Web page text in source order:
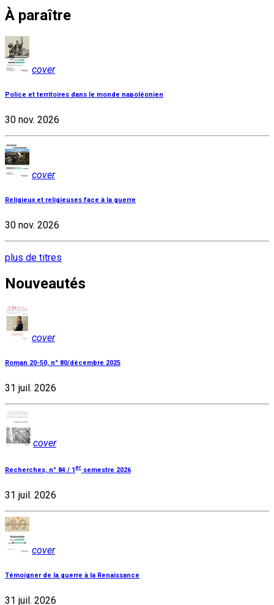
À paraître
cover
Police et territoires dans le monde napoléonien
30 nov. 2026
cover
Religieux et religieuses face à la guerre
30 nov. 2026
plus de titres
Nouveautés
cover
Roman 20-50, n° 80/décembre 2025
31 juil. 2026
cover
Recherches, n° 84 / 1er semestre 2026
31 juil. 2026
cover
Témoigner de la guerre à la Renaissance
31 juil. 2026